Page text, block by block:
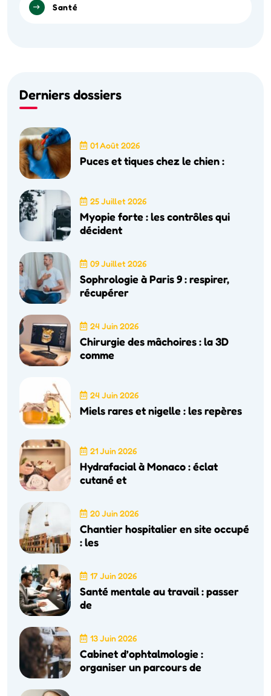
Santé
Derniers dossiers
01 Août 2026
Puces et tiques chez le chien :
25 Juillet 2026
Myopie forte : les contrôles qui
décident
09 Juillet 2026
Sophrologie à Paris 9 : respirer,
récupérer
24 Juin 2026
Chirurgie des mâchoires : la 3D
comme
24 Juin 2026
Miels rares et nigelle : les repères
21 Juin 2026
Hydrafacial à Monaco : éclat
cutané et
20 Juin 2026
Chantier hospitalier en site occupé
: les
17 Juin 2026
Santé mentale au travail : passer
de
13 Juin 2026
Cabinet d’ophtalmologie :
organiser un parcours de